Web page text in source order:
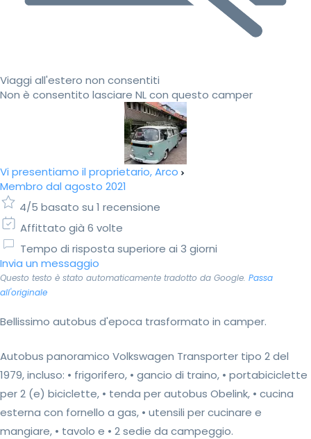
Viaggi all'estero non consentiti
Non è consentito lasciare NL con questo camper
Vi presentiamo il proprietario, Arco
Membro dal agosto 2021
4/5 basato su 1 recensione
Affittato già 6 volte
Tempo di risposta superiore ai 3 giorni
Invia un messaggio
Questo testo è stato automaticamente tradotto da Google. Passa
all'originale
Bellissimo autobus d'epoca trasformato in camper.
Autobus panoramico Volkswagen Transporter tipo 2 del
1979, incluso: • frigorifero, • gancio di traino, • portabiciclette
per 2 (e) biciclette, • tenda per autobus Obelink, • cucina
esterna con fornello a gas, • utensili per cucinare e
mangiare, • tavolo e • 2 sedie da campeggio.